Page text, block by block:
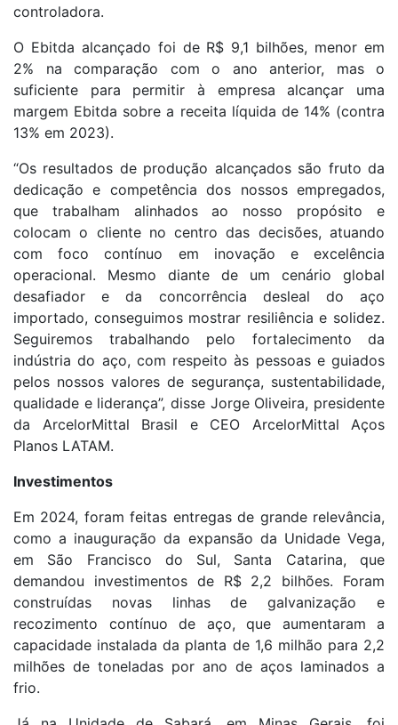
controladora.
O Ebitda alcançado foi de R$ 9,1 bilhões, menor em
2% na comparação com o ano anterior, mas o
suficiente para permitir à empresa alcançar uma
margem Ebitda sobre a receita líquida de 14% (contra
13% em 2023).
“Os resultados de produção alcançados são fruto da
dedicação e competência dos nossos empregados,
que trabalham alinhados ao nosso propósito e
colocam o cliente no centro das decisões, atuando
com foco contínuo em inovação e excelência
operacional. Mesmo diante de um cenário global
desafiador e da concorrência desleal do aço
importado, conseguimos mostrar resiliência e solidez.
Seguiremos trabalhando pelo fortalecimento da
indústria do aço, com respeito às pessoas e guiados
pelos nossos valores de segurança, sustentabilidade,
qualidade e liderança”, disse Jorge Oliveira, presidente
da ArcelorMittal Brasil e CEO ArcelorMittal Aços
Planos LATAM.
Investimentos
Em 2024, foram feitas entregas de grande relevância,
como a inauguração da expansão da Unidade Vega,
em São Francisco do Sul, Santa Catarina, que
demandou investimentos de R$ 2,2 bilhões. Foram
construídas novas linhas de galvanização e
recozimento contínuo de aço, que aumentaram a
capacidade instalada da planta de 1,6 milhão para 2,2
milhões de toneladas por ano de aços laminados a
frio.